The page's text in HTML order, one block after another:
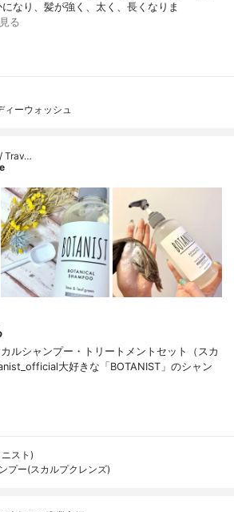
なり、髪が強く、太く、長くなりま
る
ィーウォッシュ
Trav…
カルシャンプー・トリートメントセット（スカ
大好きな「BOTANIST」のシャン
スト)
プー(スカルプクレンズ)